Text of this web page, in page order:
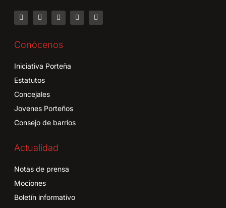
Conócenos
Iniciativa Porteña
Estatutos
Concejales
Jovenes Porteños
Consejo de barrios
Actualidad
Notas de prensa
Mociones
Boletín informativo